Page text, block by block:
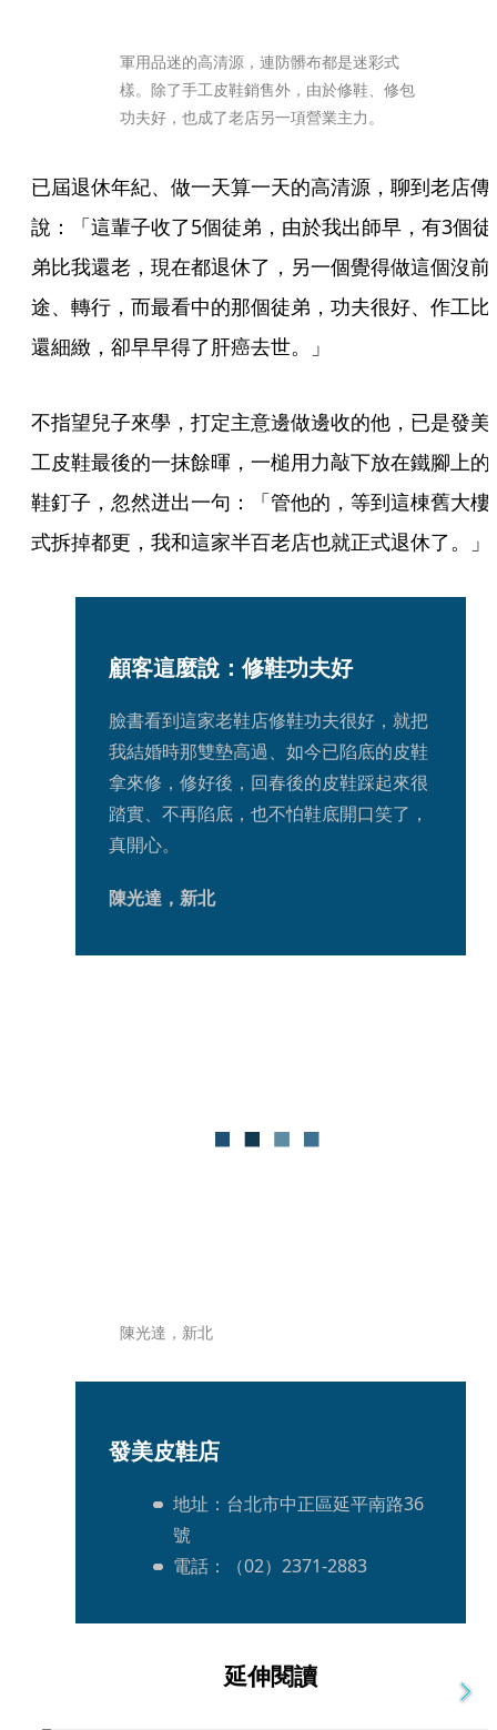
軍用品迷的高清源，連防髒布都是迷彩式
樣。除了手工皮鞋銷售外，由於修鞋、修包
功夫好，也成了老店另一項營業主力。
已屆退休年紀、做一天算一天的高清源，聊到老店傳
說：「這輩子收了5個徒弟，由於我出師早，有3個徒
弟比我還老，現在都退休了，另一個覺得做這個沒前
途、轉行，而最看中的那個徒弟，功夫很好、作工比
還細緻，卻早早得了肝癌去世。」
不指望兒子來學，打定主意邊做邊收的他，已是發美
工皮鞋最後的一抹餘暉，一槌用力敲下放在鐵腳上的
鞋釘子，忽然迸出一句：「管他的，等到這棟舊大樓
式拆掉都更，我和這家半百老店也就正式退休了。」
顧客這麼說：修鞋功夫好
臉書看到這家老鞋店修鞋功夫很好，就把
我結婚時那雙墊高過、如今已陷底的皮鞋
拿來修，修好後，回春後的皮鞋踩起來很
踏實、不再陷底，也不怕鞋底開口笑了，
真開心。
陳光達，新北
陳光達，新北
發美皮鞋店
地址：台北市中正區延平南路36
號
電話：（02）2371-2883
延伸閱讀